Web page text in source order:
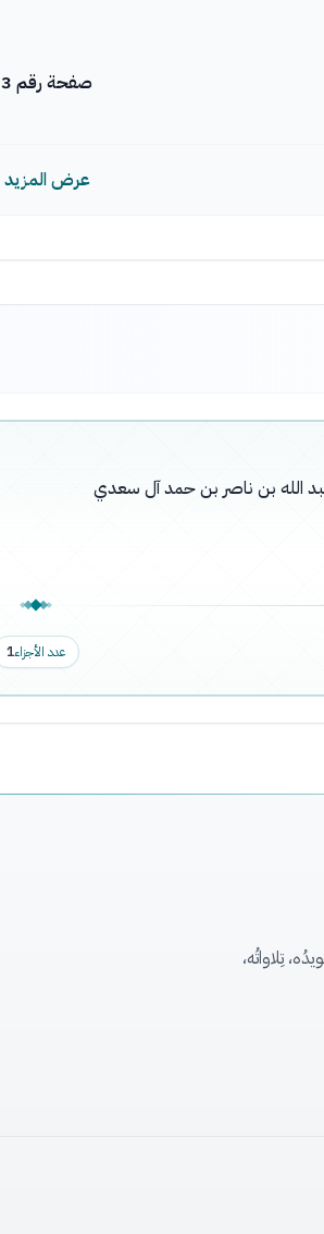
صفحة رقم 263
عرض المزيد
الله بن ناصر بن حمد آل سعدي
عدد الأجزاء1
تِلاواتُه،